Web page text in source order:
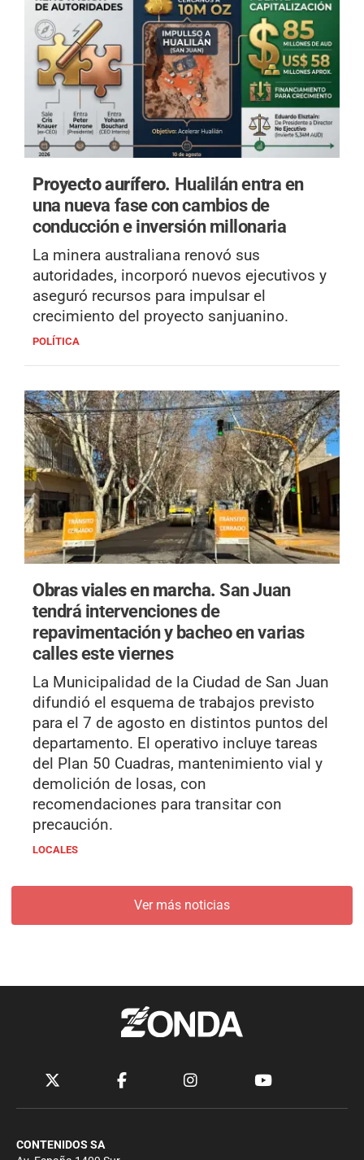
Proyecto aurífero. Hualilán entra en
una nueva fase con cambios de
conducción e inversión millonaria
La minera australiana renovó sus
autoridades, incorporó nuevos ejecutivos y
aseguró recursos para impulsar el
crecimiento del proyecto sanjuanino.
POLÍTICA
Obras viales en marcha.San Juan
tendrá intervenciones de
repavimentación y bacheo en varias
calles este viernes
La Municipalidad de la Ciudad de San Juan
difundió el esquema de trabajos previsto
para el 7 de agosto en distintos puntos del
departamento. El operativo incluye tareas
del Plan 50 Cuadras, mantenimiento vial y
demolición de losas, con
recomendaciones para transitar con
precaución.
LOCALES
Ver más noticias
CONTENIDOS SA